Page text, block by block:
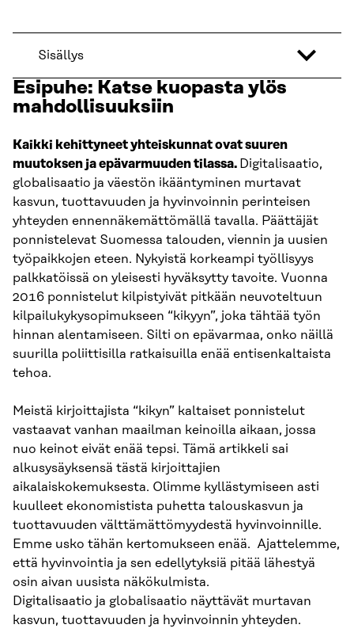
Sisällys
Esipuhe: Katse kuopasta ylös
mahdollisuuksiin
Kaikki kehittyneet yhteiskunnat ovat suuren
muutoksen ja epävarmuuden tilassa. Digitalisaatio,
globalisaatio ja väestön ikääntyminen murtavat
kasvun, tuottavuuden ja hyvinvoinnin perinteisen
yhteyden ennennäkemättömällä tavalla. Päättäjät
ponnistelevat Suomessa talouden, viennin ja uusien
työpaikkojen eteen. Nykyistä korkeampi työllisyys
palkkatöissä on yleisesti hyväksytty tavoite. Vuonna
2016 ponnistelut kilpistyivät pitkään neuvoteltuun
kilpailukykysopimukseen “kikyyn”, joka tähtää työn
hinnan alentamiseen. Silti on epävarmaa, onko näillä
suurilla poliittisilla ratkaisuilla enää entisenkaltaista
tehoa.
Meistä kirjoittajista “kikyn” kaltaiset ponnistelut
vastaavat vanhan maailman keinoilla aikaan, jossa
nuo keinot eivät enää tepsi. Tämä artikkeli sai
alkusysäyksensä tästä kirjoittajien
aikalaiskokemuksesta. Olimme kyllästymiseen asti
kuulleet ekonomistista puhetta talouskasvun ja
tuottavuuden välttämättömyydestä hyvinvoinnille.
Emme usko tähän kertomukseen enää. Ajattelemme,
että hyvinvointia ja sen edellytyksiä pitää lähestyä
osin aivan uusista näkökulmista.
Digitalisaatio ja globalisaatio näyttävät murtavan
kasvun, tuottavuuden ja hyvinvoinnin yhteyden.